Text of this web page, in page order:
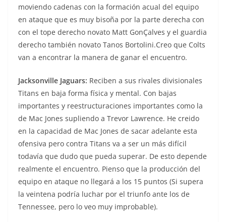
moviendo cadenas con la formación acual del equipo
en ataque que es muy bisoña por la parte derecha con
con el tope derecho novato Matt GonÇalves y el guardia
derecho también novato Tanos Bortolini.Creo que Colts
van a encontrar la manera de ganar el encuentro.
Jacksonville Jaguars: Reciben a sus rivales divisionales
Titans en baja forma física y mental. Con bajas
importantes y reestructuraciones importantes como la
de Mac Jones supliendo a Trevor Lawrence. He creido
en la capacidad de Mac Jones de sacar adelante esta
ofensiva pero contra Titans va a ser un más difícil
todavía que dudo que pueda superar. De esto depende
realmente el encuentro. Pienso que la producción del
equipo en ataque no llegará a los 15 puntos (Si supera
la veintena podría luchar por el triunfo ante los de
Tennessee, pero lo veo muy improbable).